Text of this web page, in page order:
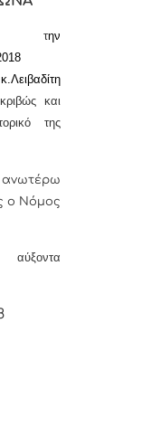
ην
και
της
o Νόμoς